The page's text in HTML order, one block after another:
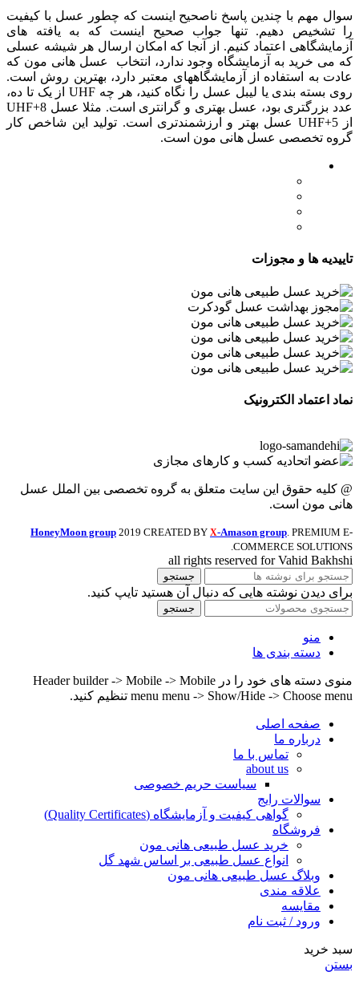
سوال مهم با چندین پاسخ ناصحیح اینست که چطور عسل با کیفیت
را تشخیص دهیم. تنها جواب صحیح اینست که به یافته های
آزمایشگاهی اعتماد کنیم. از آنجا که امکان ارسال هر شیشه عسلی
که می خرید به آزمایشگاه وجود ندارد، انتخاب عسل هانی مون که
عادت به استفاده از آزمایشگاههای معتبر دارد، بهترین روش است.
روی بسته بندی یا لیبل عسل را نگاه کنید، هر چه UHF از یک تا ده،
عدد بزرگتری بود، عسل بهتری و گرانتری است. مثلا عسل UHF+8
از UHF+5 عسل بهتر و ارزشمندتری است. تولید این شاخص کار
گروه تخصصی عسل هانی مون است.
تاییدیه ها و مجوزات
نماد اعتماد الکترونیک
@ کلیه حقوق این سایت متعلق به گروه تخصصی بین الملل عسل
هانی مون است.
HoneyMoon group 2019 CREATED BY X-Amason group. PREMIUM E-
COMMERCE SOLUTIONS.
all rights reserved for Vahid Bakhshi
جستجو
برای دیدن نوشته هایی که دنبال آن هستید تایپ کنید.
جستجو
منو
دسته بندی ها
منوی دسته های خود را در Header builder -> Mobile -> Mobile
menu menu -> Show/Hide -> Choose menu تنظیم کنید.
صفحه اصلی
درباره ما
تماس با ما
about us
سیاست حریم خصوصی
سوالات رایج
گواهی کیفیت و آزمایشگاه (Quality Certificates)
فروشگاه
خرید عسل طبیعی هانی مون
انواع عسل طبیعی بر اساس شهد گل
وبلاگ عسل طبیعی هانی مون
علاقه مندی
مقایسه
ورود / ثبت نام
سبد خرید
بستن